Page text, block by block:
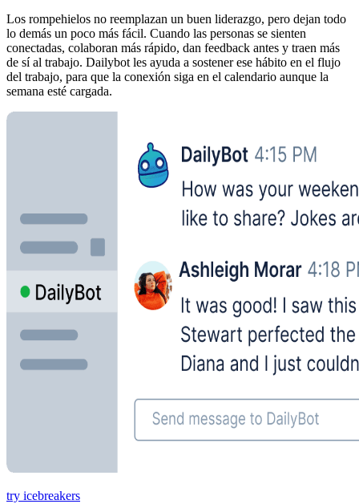
Los rompehielos no reemplazan un buen liderazgo, pero dejan todo
lo demás un poco más fácil. Cuando las personas se sienten
conectadas, colaboran más rápido, dan feedback antes y traen más
de sí al trabajo. Dailybot les ayuda a sostener ese hábito en el flujo
del trabajo, para que la conexión siga en el calendario aunque la
semana esté cargada.
try icebreakers